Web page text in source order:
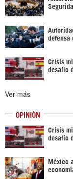
defensa
Crisis
desafío
Ver más
OPINIÓN
Crisis
desafío
México